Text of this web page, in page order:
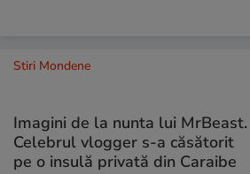
Stiri Mondene
Imagini de la nunta lui MrBeast.
Celebrul vlogger s-a căsătorit
pe o insulă privată din Caraibe